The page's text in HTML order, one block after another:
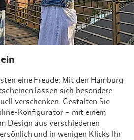
eine Freude: Mit den Hamburg
lassen sich besondere
verschenken. Gestalten Sie
Konfigurator – mit einem
Design aus verschiedenen
und in wenigen Klicks Ihr